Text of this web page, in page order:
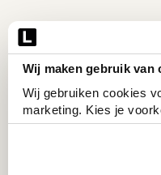
Wij maken gebruik van
Wij gebruiken cookies
marketing. Kies je